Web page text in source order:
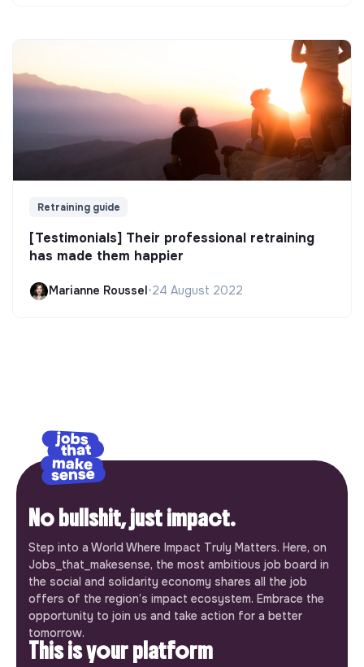
Retraining guide
[Testimonials] Their professional retraining
has made them happier
Marianne Roussel•24 August 2022
No bullshit, just impact.
Step into a World Where Impact Truly Matters. Here, on
Jobs_that_makesense, the most ambitious job board in
the social and solidarity economy shares all the job
offers of the region’s impact ecosystem. Embrace the
opportunity to join us and take action for a better
tomorrow.
This is your platform